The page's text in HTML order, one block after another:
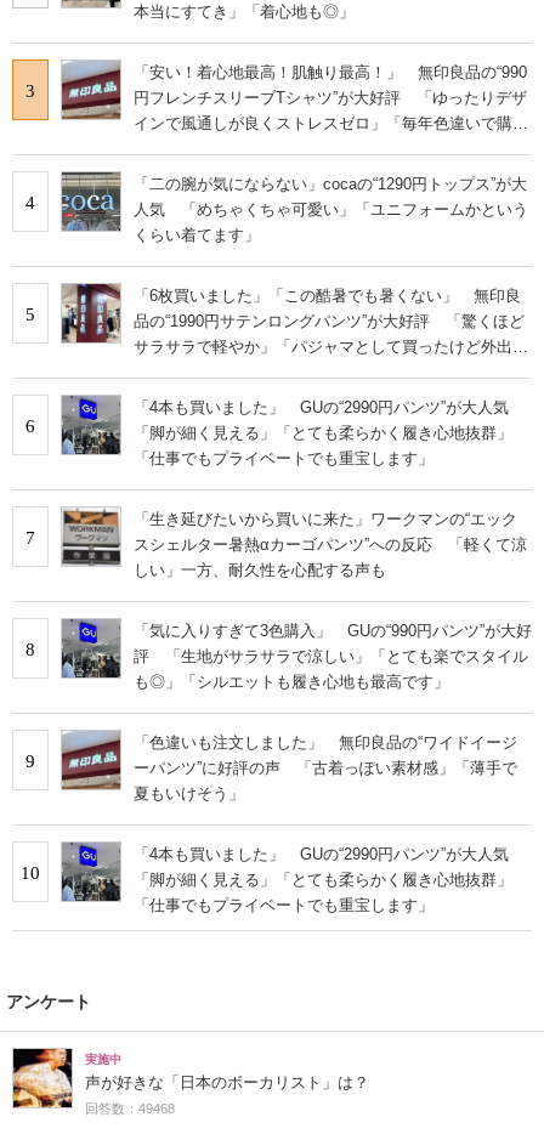
本当にすてき」「着心地も◎」
3
「安い！着心地最高！肌触り最高！」 無印良品の“990
円フレンチスリーブTシャツ”が大好評 「ゆったりデザ
インで風通しが良くストレスゼロ」「毎年色違いで購入
4
「二の腕が気にならない」cocaの“1290円トップス”が大
人気 「めちゃくちゃ可愛い」「ユニフォームかという
くらい着てます」
5
「6枚買いました」「この酷暑でも暑くない」 無印良
品の“1990円サテンロングパンツ”が大好評 「驚くほど
サラサラで軽やか」「パジャマとして買ったけど外出用
6
「4本も買いました」 GUの“2990円パンツ”が大人気
「脚が細く見える」「とても柔らかく履き心地抜群」
「仕事でもプライベートでも重宝します」
7
「生き延びたいから買いに来た」ワークマンの“エック
スシェルター暑熱αカーゴパンツ”への反応 「軽くて涼
しい」一方、耐久性を心配する声も
8
「気に入りすぎて3色購入」 GUの“990円パンツ”が大好
評 「生地がサラサラで涼しい」「とても楽でスタイル
も◎」「シルエットも履き心地も最高です」
9
「色違いも注文しました」 無印良品の“ワイドイージ
ーパンツ”に好評の声 「古着っぽい素材感」「薄手で
夏もいけそう」
10
「4本も買いました」 GUの“2990円パンツ”が大人気
「脚が細く見える」「とても柔らかく履き心地抜群」
「仕事でもプライベートでも重宝します」
アンケート
実施中
声が好きな「日本のボーカリスト」は？
回答数：49468